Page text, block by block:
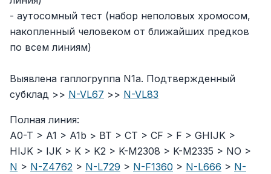
- аутосомный тест (набор неполовых хромосом,
накопленный человеком от ближайших предков
по всем линиям)
Выявлена гаплогруппа N1a. Подтвержденный
субклад >> N-VL67 >> N-VL83
Полная линия:
A0-T > A1 > A1b > BT > CT > CF > F > GHIJK >
HIJK > IJK > K > K2 > K-M2308 > K-M2335 > NO >
N > N-Z4762 > N-L729 > N-F1360 > N-L666 > N-